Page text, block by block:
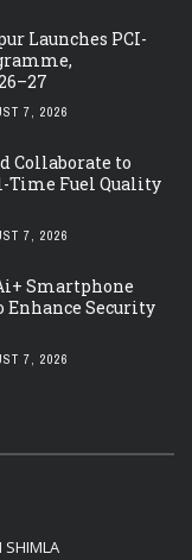
Launches PCI-
7, 2026
Collaborate to
Time Fuel Quality
7, 2026
Smartphone
Enhance Security
7, 2026